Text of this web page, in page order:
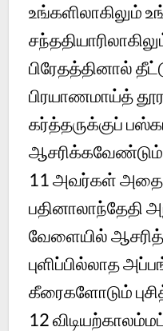
உங்களிலாகிலும்
பிரேதத்தினால்
பிரயாணமாய்த்
கர்த்தருக்குப்
11அவர்கள் அதை
பதினாலாந்தேதி
வேளையில்
புளிப்பில்லாத
கீரைகளோடும்
12